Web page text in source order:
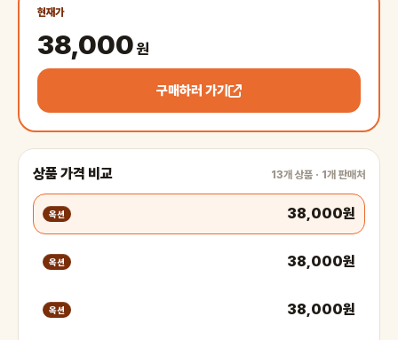
현재가
38,000원
구매하러 가기
상품 가격 비교 13개 상품 · 1개 판매처
옥션 38,000원
옥션 38,000원
옥션 38,000원